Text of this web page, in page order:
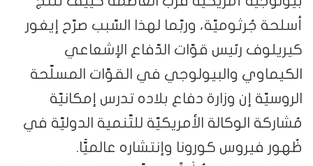
أسلحة جُرثوميّة، وربّما لهذا السّبب صرّح إيغور
كيريلوف رئيس قوّات الدّفاع الإشعاعي
الكيماوي والبيولوجي في القوّات المسلّحة
الروسيّة إن وزارة دفاع بلاده تدرس إمكانيّة
مُشاركة الوكالة الأمريكيّة للتّنمية الدوليّة في
ظُهور فيروس كورونا وإنتشاره عالميًّا.